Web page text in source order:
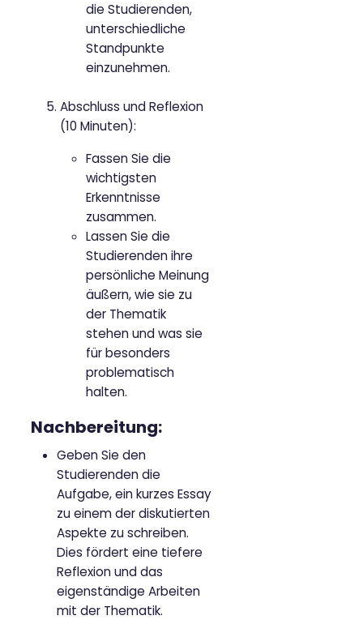
die Studierenden,
unterschiedliche
Standpunkte
einzunehmen.
Abschluss und Reflexion
(10 Minuten):
Fassen Sie die
wichtigsten
Erkenntnisse
zusammen.
Lassen Sie die
Studierenden ihre
persönliche Meinung
äußern, wie sie zu
der Thematik
stehen und was sie
für besonders
problematisch
halten.
Nachbereitung:
Geben Sie den
Studierenden die
Aufgabe, ein kurzes Essay
zu einem der diskutierten
Aspekte zu schreiben.
Dies fördert eine tiefere
Reflexion und das
eigenständige Arbeiten
mit der Thematik.